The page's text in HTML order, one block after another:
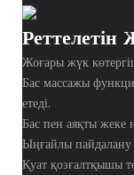
Реттелетін
Жоғары жүк
Бас массажы
етеді.
Бас пен аяқты жеке
Ыңғайлы пайдалану
Қуат қозғалтқышы